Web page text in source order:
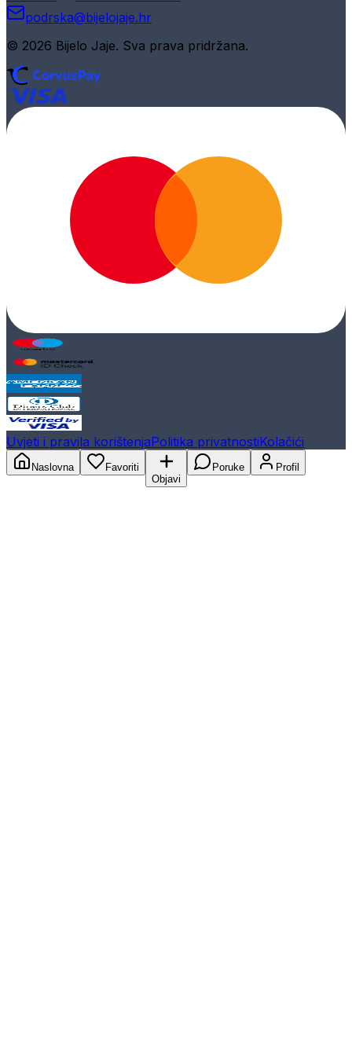
podrska@bijelojaje.hr
© 2026 Bijelo Jaje. Sva prava pridržana.
Uvjeti i pravila korištenjaPolitika privatnostiKolačići
Naslovna
Favoriti
Objavi
Poruke Profil